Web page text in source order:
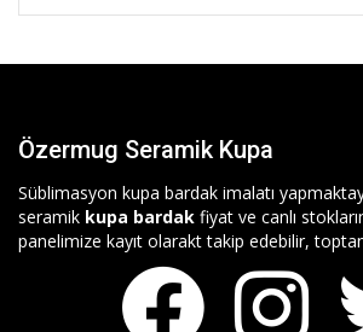
Özermug Seramik Kupa
Süblimasyon kupa bardak imalatı
seramik kupa bardak fiyat ve canlı
panelimize kayıt olarakt takip edebilir,